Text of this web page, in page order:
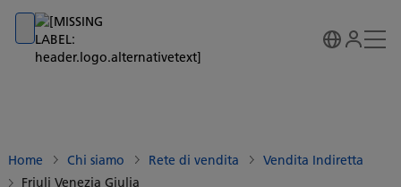
Go to banner
Go to content
Go to footer
Home Chi siamo Rete di vendita
Vendita Indiretta
Friuli Venezia Giulia